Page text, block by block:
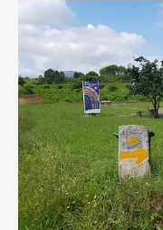
9.
Villafranca
del
Bierzo